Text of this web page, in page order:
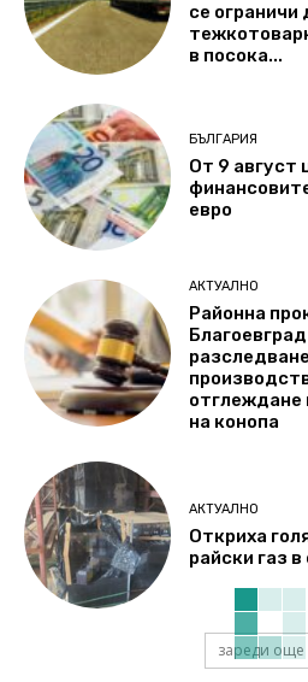
се
в посока...
БЪЛГАРИЯ
От 9 август
евро
АКТУАЛНО
Районна
отглеждане
на конопа
АКТУАЛНО
Откриха
райски газ
зареди още